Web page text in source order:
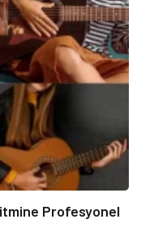
Profesyonel